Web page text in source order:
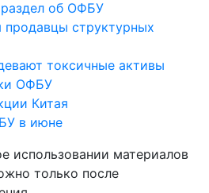
продавцы структурных
токсичные активы
ОФБУ
Китая
в июне
использовании материалов
только после